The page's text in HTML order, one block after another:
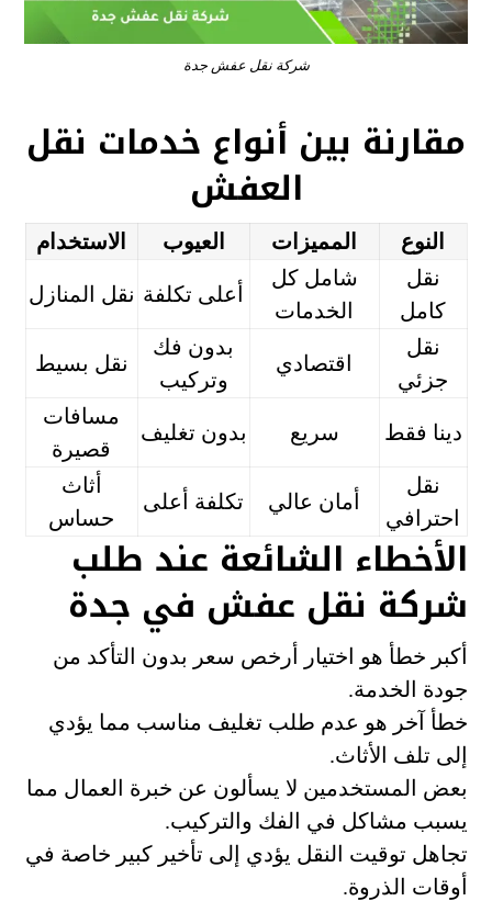
شركة نقل عفش جدة
مقارنة بين أنواع خدمات نقل
العفش
النوع المميزات العيوب
الاستخدام
نقل
كامل
شامل كل
الخدمات
أعلى تكلفة نقل المنازل
نقل
جزئي
اقتصادي
بدون فك
وتركيب
نقل بسيط
دينا فقط سريع بدون تغليف
مسافات
قصيرة
نقل
احترافي
أمان عالي تكلفة أعلى
أثاث
حساس
الأخطاء الشائعة عند طلب
شركة نقل عفش في جدة
أكبر خطأ هو اختيار أرخص سعر بدون التأكد من
جودة الخدمة.
خطأ آخر هو عدم طلب تغليف مناسب مما يؤدي
إلى تلف الأثاث.
بعض المستخدمين لا يسألون عن خبرة العمال مما
يسبب مشاكل في الفك والتركيب.
تجاهل توقيت النقل يؤدي إلى تأخير كبير خاصة في
أوقات الذروة.